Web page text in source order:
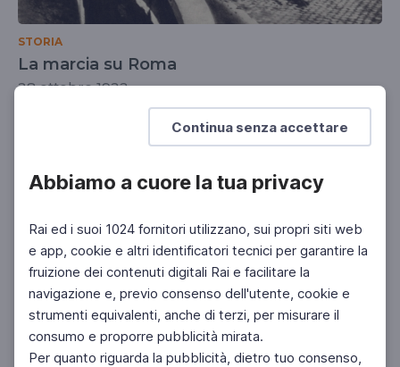
Continua senza accettare
Abbiamo a cuore la tua privacy
Rai ed i suoi 1024 fornitori utilizzano, sui propri siti web
e app, cookie e altri identificatori tecnici per garantire la
fruizione dei contenuti digitali Rai e facilitare la
navigazione e, previo consenso dell'utente, cookie e
strumenti equivalenti, anche di terzi, per misurare il
consumo e proporre pubblicità mirata.
Per quanto riguarda la pubblicità, dietro tuo consenso,
STORIA
La marcia su Roma
28 ottobre 1922